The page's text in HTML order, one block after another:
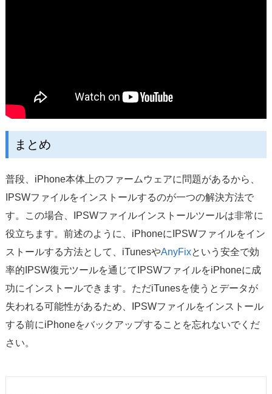
まとめ
普段、iPhone本体上のファームウェアに問題があるから、
IPSWファイルをインストールするのが一つの解決方法で
す。この場合、IPSWファイルインストールツールは非常に
役立ちます。前述のように、iPhoneにIPSWファイルをイン
ストールする方法として、iTunesやAnyFixという安全で効
率的IPSW復元ツールを通じてIPSWファイルをiPhoneに成
功にインストールできます。ただiTunesを使うとデータが
失われる可能性があるため、IPSWファイルをインストール
する前にiPhoneをバックアップすることを忘れないでくだ
さい。